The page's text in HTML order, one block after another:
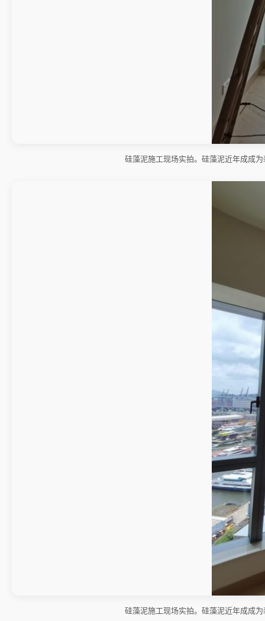
硅藻泥施工现场实拍。硅藻泥近年成成
硅藻泥施工现场实拍。硅藻泥近年成成